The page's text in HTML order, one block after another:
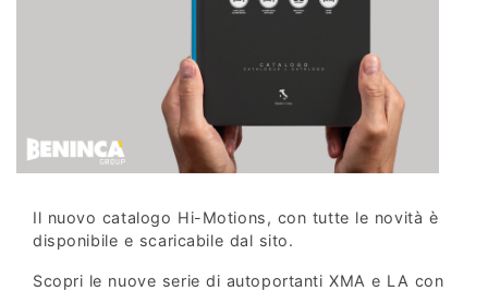
Il nuovo catalogo Hi-Motions, con tutte le novità è
disponibile e scaricabile dal sito.
Scopri le nuove serie di autoportanti XMA e LA con